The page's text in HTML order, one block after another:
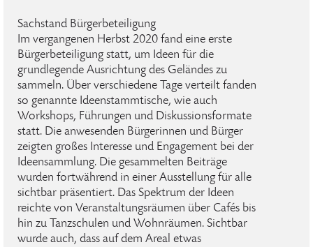
Sachstand Bürgerbeteiligung
Im vergangenen Herbst 2020 fand eine erste
Bürgerbeteiligung statt, um Ideen für die
grundlegende Ausrichtung des Geländes zu
sammeln. Über verschiedene Tage verteilt fanden
so genannte Ideenstammtische, wie auch
Workshops, Führungen und Diskussionsformate
statt. Die anwesenden Bürgerinnen und Bürger
zeigten großes Interesse und Engagement bei der
Ideensammlung. Die gesammelten Beiträge
wurden fortwährend in einer Ausstellung für alle
sichtbar präsentiert. Das Spektrum der Ideen
reichte von Veranstaltungsräumen über Cafés bis
hin zu Tanzschulen und Wohnräumen. Sichtbar
wurde auch, dass auf dem Areal etwas